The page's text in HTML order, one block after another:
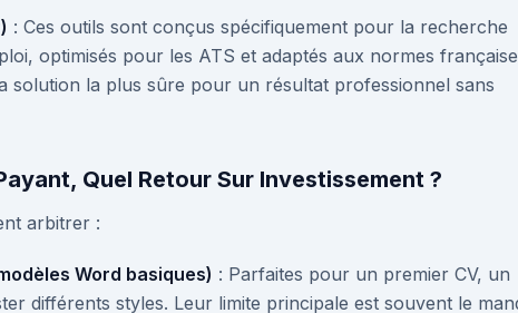
: Ces outils sont conçus spécifiquement pour la recherche
optimisés pour les ATS et adaptés aux normes
solution la plus sûre pour un résultat professionnel sans
Quel Retour Sur Investissement ?
arbitrer :
Word basiques) : Parfaites pour un premier CV, un
différents styles. Leur limite principale est souvent le